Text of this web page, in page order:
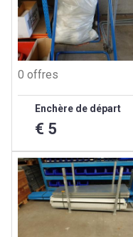
0 offres
Enchère de départ
€ 5